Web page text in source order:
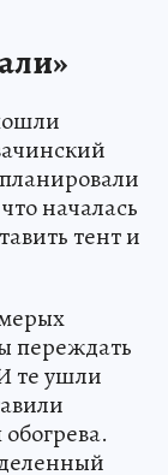
началась
тент и
переждать
те ушли